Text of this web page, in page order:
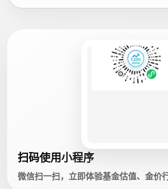
扫码使用小程序
微信扫一扫，立即体验基金估值、金价